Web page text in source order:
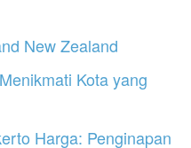
New Zealand
Kota yang
Harga: Penginapan